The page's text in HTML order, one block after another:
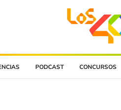
PODCAST CONCURSOS